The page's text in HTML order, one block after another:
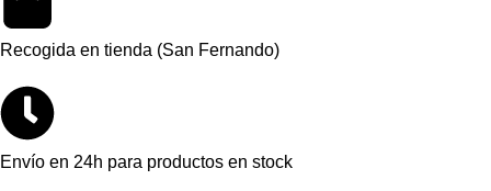
Recogida en tienda (San Fernando)
Envío en 24h para productos en stock